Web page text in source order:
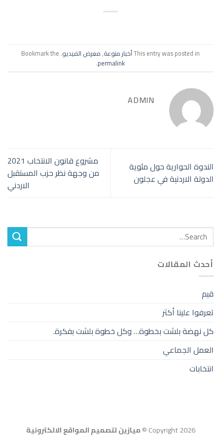
This entry was posted inأخبار منوعة,معرض الفيديو. Bookmark the
permalink
.
ADMIN
الندوة الحوارية حول مئوية
الدولة الاردنية في عجلون
مشروع قانون الانتخاب 2021
من وجهة نظر حزب المستقبل
الاردني
أحدث المقالات
قيم
تعرفوا علينا أكثر
كل نهضة بلشت بخطوة… وكل خطوة بلشت بفكرة.
العمل الجماعي
انتخابات
Copyright 2026 ©
ميازين لتصميم المواقع الالكترونية